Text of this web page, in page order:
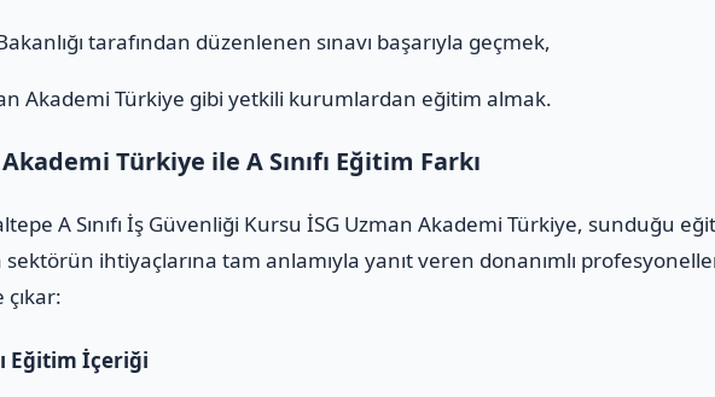
tarafından düzenlenen sınavı başarıyla geçmek,
Akademi Türkiye gibi yetkili kurumlardan eğitim almak.
Türkiye ile A Sınıfı Eğitim Farkı
A Sınıfı İş Güvenliği Kursu İSG Uzman Akademi Türkiye, sunduğu
sektörün ihtiyaçlarına tam anlamıyla yanıt veren donanımlı
çıkar:
Eğitim İçeriği